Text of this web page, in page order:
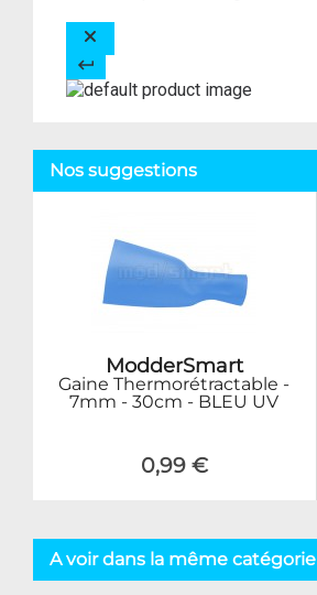
Nos suggestions
ModderSmart
Gaine Thermorétractable -
7mm - 30cm - BLEU UV
0,99 €
A voir dans la même catégorie